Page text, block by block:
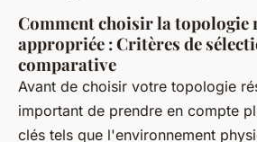
Comment choisir la topologie
appropriée : Critères de
comparative
Avant de choisir votre topologie
important de prendre en compte
clés tels que l'environnement